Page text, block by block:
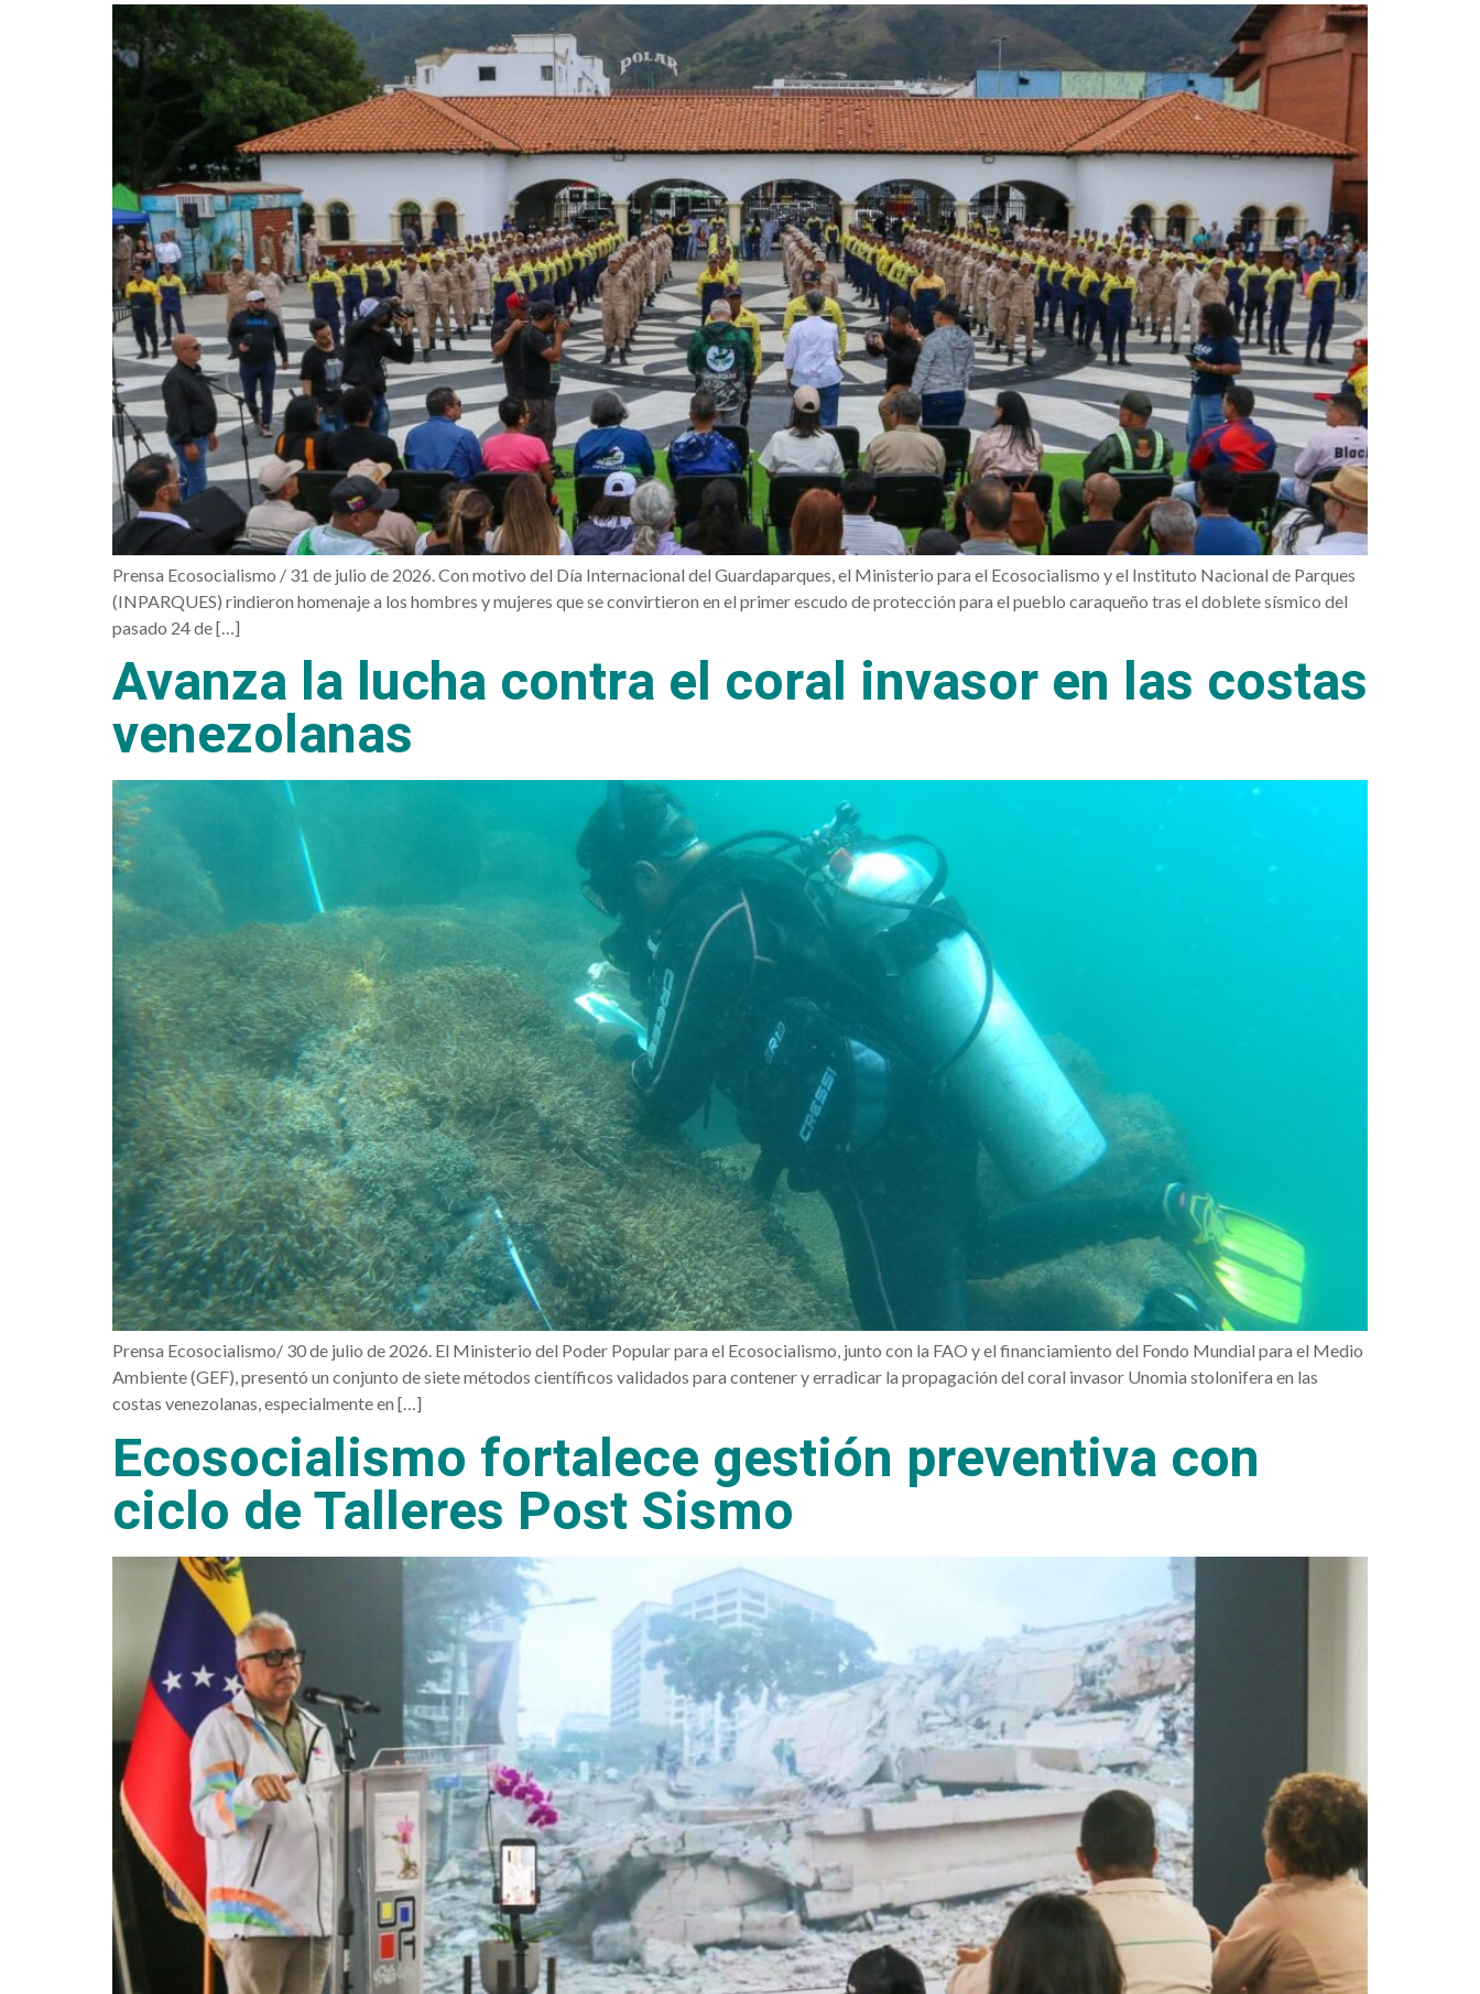
Prensa Ecosocialismo / 31 de julio de 2026. Con motivo del Día Internacional del Guardaparques, el Ministerio para el Ecosocialismo y el Instituto Nacional de Parques
(INPARQUES) rindieron homenaje a los hombres y mujeres que se convirtieron en el primer escudo de protección para el pueblo caraqueño tras el doblete sísmico del
pasado 24 de […]
Avanza la lucha contra el coral invasor en las costas
venezolanas
Prensa Ecosocialismo/ 30 de julio de 2026. El Ministerio del Poder Popular para el Ecosocialismo, junto con la FAO y el financiamiento del Fondo Mundial para el Medio
Ambiente (GEF), presentó un conjunto de siete métodos científicos validados para contener y erradicar la propagación del coral invasor Unomia stolonifera en las
costas venezolanas, especialmente en […]
Ecosocialismo fortalece gestión preventiva con
ciclo de Talleres Post Sismo